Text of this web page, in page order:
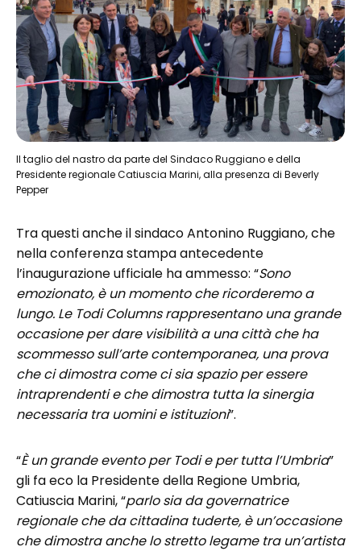
Il taglio del nastro da parte del Sindaco Ruggiano e della
Presidente regionale Catiuscia Marini, alla presenza di Beverly
Pepper
Tra questi anche il sindaco Antonino Ruggiano, che
nella conferenza stampa antecedente
l’inaugurazione ufficiale ha ammesso: “Sono
emozionato, è un momento che ricorderemo a
lungo. Le Todi Columns rappresentano una grande
occasione per dare visibilità a una città che ha
scommesso sull’arte contemporanea, una prova
che ci dimostra come ci sia spazio per essere
intraprendenti e che dimostra tutta la sinergia
necessaria tra uomini e istituzioni”.
“È un grande evento per Todi e per tutta l’Umbria”
gli fa eco la Presidente della Regione Umbria,
Catiuscia Marini, “parlo sia da governatrice
regionale che da cittadina tuderte, è un’occasione
che dimostra anche lo stretto legame tra un’artista